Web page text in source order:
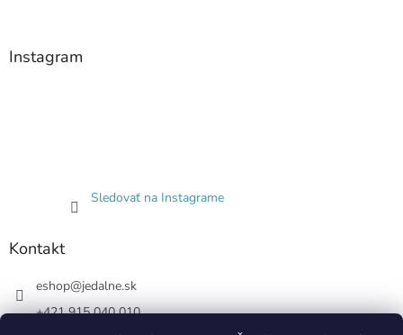
Instagram
Sledovať na Instagrame
Kontakt
eshop@jedalne.sk
+421 915 040 010